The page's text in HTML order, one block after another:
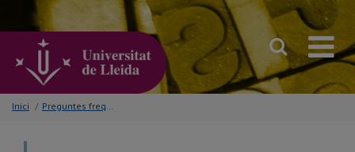
principal
pàgina
Inici / Preguntes freqüents